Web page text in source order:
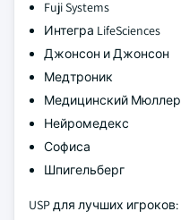
Fuji Systems
Интегра LifeSciences
Джонсон и Джонсон
Медтроник
Медицинский Мюллер
Нейромедекс
Софиса
Шпигельберг
USP для лучших игроков: